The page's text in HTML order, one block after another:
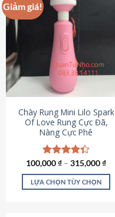
Giảm giá!
Chày Rung Mini Lilo Spark
Of Love Rung Cực Đã,
Nàng Cực Phê
Được xếp
hạng4.33
5 sao
100,000₫ – 315,000₫
LỰA CHỌN TÙY CHỌN